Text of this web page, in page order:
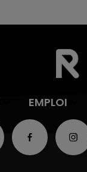
EMPLOI